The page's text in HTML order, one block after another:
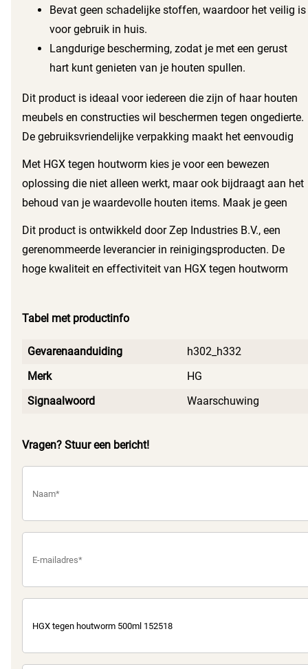
Bevat geen schadelijke stoffen, waardoor het veilig is
voor gebruik in huis.
Langdurige bescherming, zodat je met een gerust
hart kunt genieten van je houten spullen.
Dit product is ideaal voor iedereen die zijn of haar houten
meubels en constructies wil beschermen tegen ongedierte.
De gebruiksvriendelijke verpakking maakt het eenvoudig
Met HGX tegen houtworm kies je voor een bewezen
oplossing die niet alleen werkt, maar ook bijdraagt aan het
behoud van je waardevolle houten items. Maak je geen
Dit product is ontwikkeld door Zep Industries B.V., een
gerenommeerde leverancier in reinigingsproducten. De
hoge kwaliteit en effectiviteit van HGX tegen houtworm
Tabel met productinfo
Gevarenaanduiding
h302_h332
Merk
HG
Signaalwoord
Waarschuwing
Vragen? Stuur een bericht!